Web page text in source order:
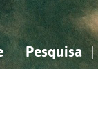
Pesquisa